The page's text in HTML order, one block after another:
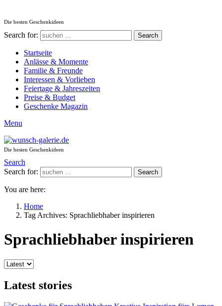
Die besten Geschenkideen
Search for: Search
Startseite
Anlässe & Momente
Familie & Freunde
Interessen & Vorlieben
Feiertage & Jahreszeiten
Preise & Budget
Geschenke Magazin
Menu
Die besten Geschenkideen
Search
Search for:
Search
You are here:
Home
Tag Archives: Sprachliebhaber inspirieren
Sprachliebhaber inspirieren
Latest stories